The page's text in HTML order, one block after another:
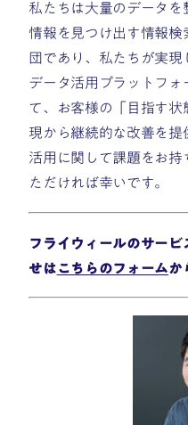
私たちは大量のデータを
情報を見つけ出す情報
団であり、私たちが実現
データ活用プラットフォ
て、お客様の「目指す
現から継続的な改善を提
活用に関して課題をお持
ただければ幸いです。
フライウィールのサー
せはこちらのフォームか